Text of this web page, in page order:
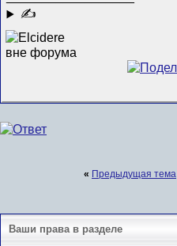
✍
« Предыдущая тема
Ваши права в разделе